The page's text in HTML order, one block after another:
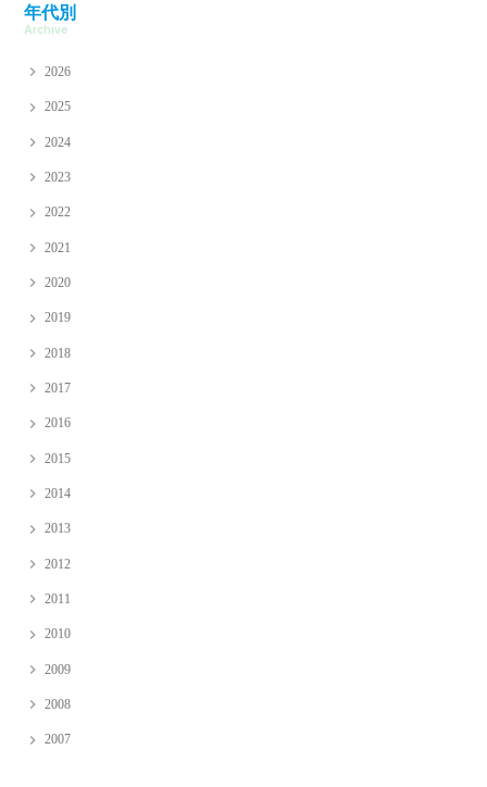
年代別
Archive
2026
2025
2024
2023
2022
2021
2020
2019
2018
2017
2016
2015
2014
2013
2012
2011
2010
2009
2008
2007